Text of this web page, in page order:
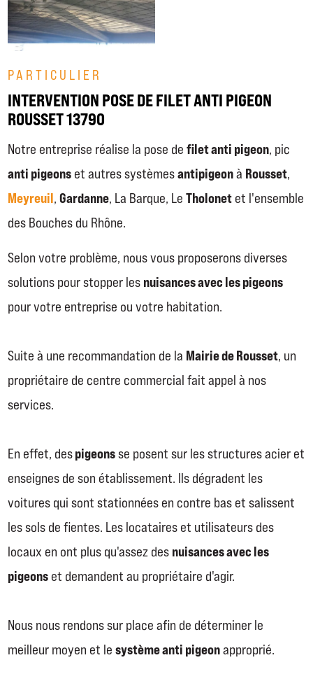
PARTICULIER
INTERVENTION POSE DE FILET ANTI PIGEON
ROUSSET 13790
Notre entreprise réalise la pose defilet anti pigeon, pic
anti pigeons et autres systèmesantipigeonà Rousset,
Meyreuil,Gardanne, La Barque, LeTholonet et l'ensemble
des Bouches du Rhône.
Selon votre problème, nous vous proposerons diverses
solutions pour stopper les nuisances avec les pigeons
pour votre entreprise ou votre habitation.
Suite à une recommandation de la Mairie de Rousset, un
propriétaire de centre commercial fait appel à nos
services.
En effet, despigeonsse posent sur les structures acier et
enseignes de son établissement. Ils dégradent les
voitures qui sont stationnées en contre bas et salissent
les sols de fientes. Les locataires et utilisateurs des
locaux en ont plus qu'assez des nuisances avec les
pigeons et demandent au propriétaire d'agir.
Nous nous rendons sur place afin de déterminer le
meilleur moyen et lesystème anti pigeonapproprié.